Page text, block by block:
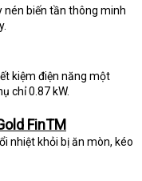
nén biến tần thông minh
kiệm điện năng một
chỉ 0.87 kW.
FinTM
nhiệt khỏi bị ăn mòn, kéo